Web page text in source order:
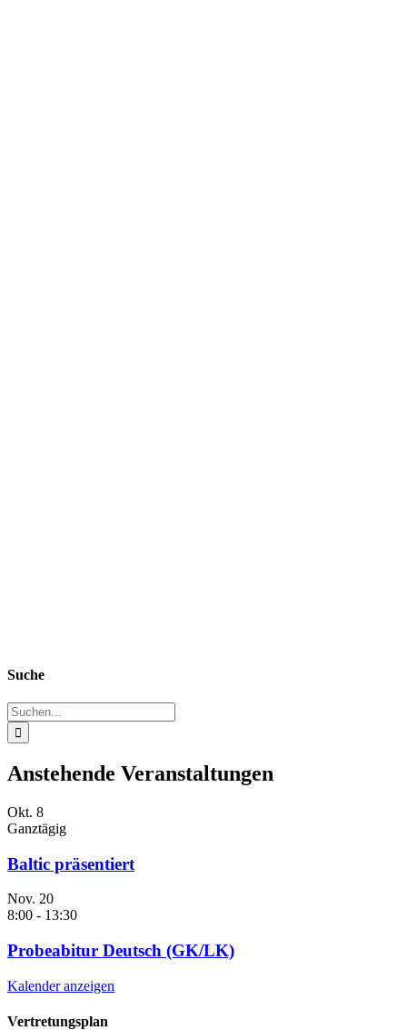
Suche
Suche
nach:
Anstehende Veranstaltungen
Okt. 8
Ganztägig
Baltic präsentiert
Nov. 20
8:00 - 13:30
Probeabitur Deutsch (GK/LK)
Kalender anzeigen
Vertretungsplan